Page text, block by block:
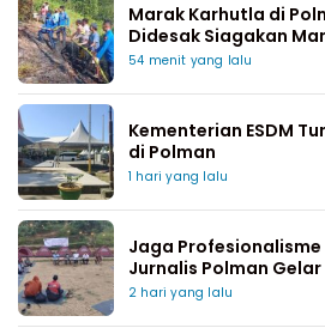
Marak Karhutla di
Didesak Siagakan
54 menit yang lalu
Kementerian ESDM
di Polman
1 hari yang lalu
Jaga
Jurnalis Polman
2 hari yang lalu